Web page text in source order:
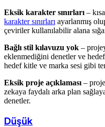
Eksik karakter sınırları –
karakter sınırları ayarlanmış
çeviriler kullanılabilir alana
Bağlı stil kılavuzu yok –
eklenmediğini denetler ve
hedef kitle ve marka sesi gibi
Eksik proje açıklaması –
zekaya faydalı arka plan
denetler.
Düşük